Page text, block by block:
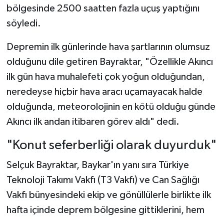
bölgesinde 2500 saatten fazla uçuş yaptığını
söyledi.
Depremin ilk günlerinde hava şartlarının olumsuz
olduğunu dile getiren Bayraktar, "Özellikle Akıncı
ilk gün hava muhalefeti çok yoğun olduğundan,
neredeyse hiçbir hava aracı uçamayacak halde
olduğunda, meteorolojinin en kötü olduğu günde
Akıncı ilk andan itibaren görev aldı" dedi.
"Konut seferberliği olarak duyurduk"
Selçuk Bayraktar, Baykar'ın yanı sıra Türkiye
Teknoloji Takımı Vakfı (T3 Vakfı) ve Can Sağlığı
Vakfı bünyesindeki ekip ve gönüllülerle birlikte ilk
hafta içinde deprem bölgesine gittiklerini, hem